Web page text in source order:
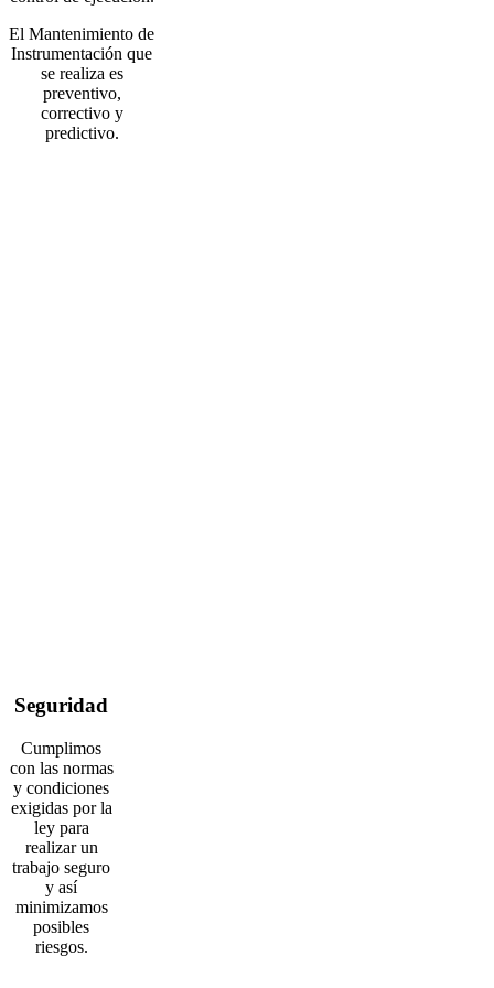
El Mantenimiento de
Instrumentación que
se realiza es
preventivo,
correctivo y
predictivo.
Seguridad
Cumplimos
con las normas
y condiciones
exigidas por la
ley para
realizar un
trabajo seguro
y así
minimizamos
posibles
riesgos.